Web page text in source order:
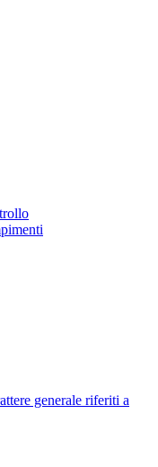
generale riferiti a